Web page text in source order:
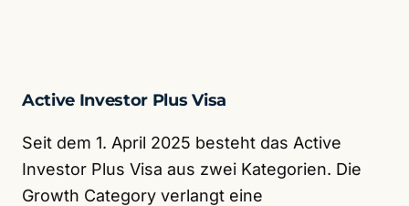
Active Investor Plus Visa
Seit dem 1. April 2025 besteht das Active
Investor Plus Visa aus zwei Kategorien. Die
Growth Category verlangt eine